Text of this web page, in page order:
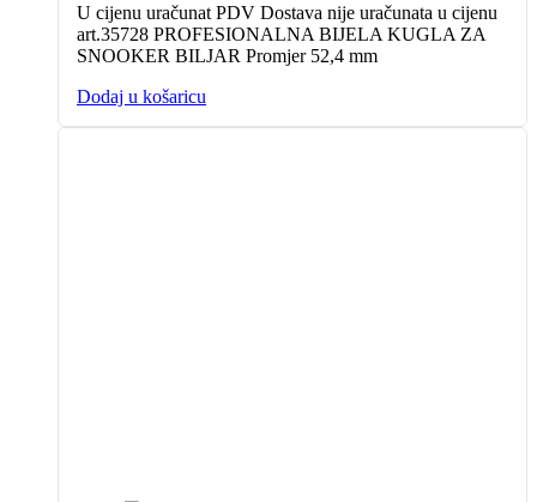
U cijenu uračunat PDV Dostava nije uračunata u cijenu
art.35728 PROFESIONALNA BIJELA KUGLA ZA
SNOOKER BILJAR Promjer 52,4 mm
Dodaj u košaricu